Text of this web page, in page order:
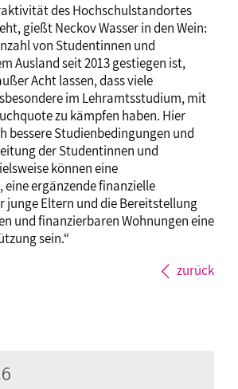
des Hochschulstandortes
gießt Neckov Wasser in den Wein:
von Studentinnen und
Ausland seit 2013 gestiegen ist,
Acht lassen, dass viele
im Lehramtsstudium, mit
zu kämpfen haben. Hier
bessere Studienbedingungen und
der Studentinnen und
können eine
ergänzende finanzielle
junge Eltern und die Bereitstellung
und finanzierbaren Wohnungen eine
sein.“
zurück